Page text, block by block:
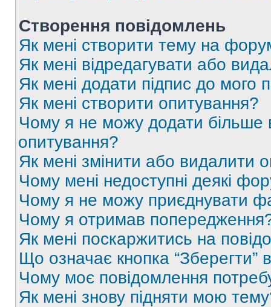
Створення повідомлень
Як мені створити тему на
Як мені відредагувати або
Як мені додати підпис до мого
Як мені створити опитування?
Чому я не можу додати більше
опитування?
Як мені змінити або видалити
Чому мені недоступні деякі
Чому я не можу приєднувати
Чому я отримав
Як мені поскаржитись на
Що означає кнопка
Чому моє повідомлення
Як мені знову підняти мою